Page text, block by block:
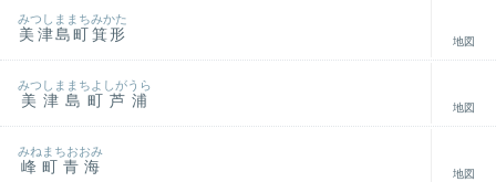
美津島町箕形
みつしままちみかた
地図
美津島町芦浦
みつしままちよしがうら
地図
峰町青海
みねまちおおみ
地図